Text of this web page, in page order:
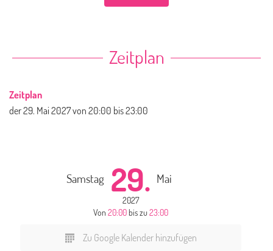
Zeitplan
Zeitplan
der29. Mai 2027von 20:00 bis 23:00
Samstag 29. Mai
2027
Von 20:00bis zu23:00
Zu Google Kalender hinzufügen